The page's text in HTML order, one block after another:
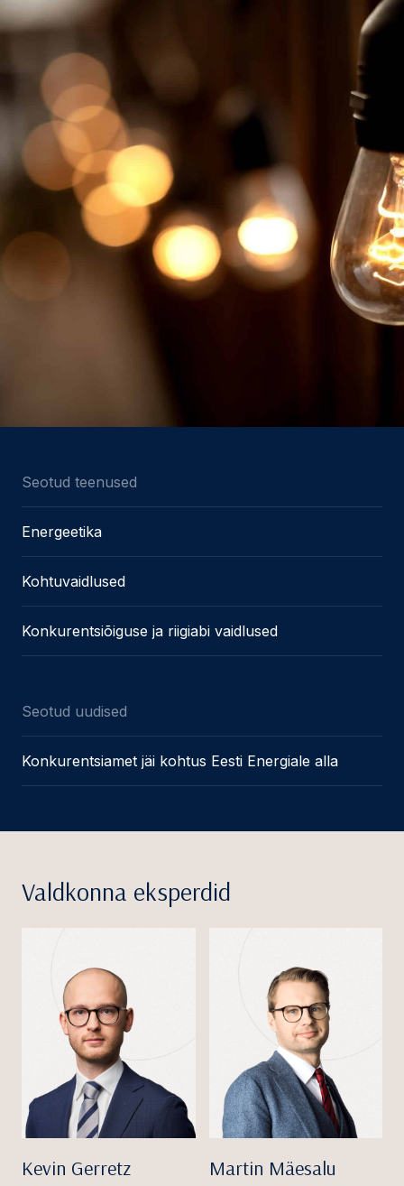
Seotud teenused
Energeetika
Kohtuvaidlused
Konkurentsiõiguse ja riigiabi vaidlused
Seotud uudised
Konkurentsiamet jäi kohtus Eesti Energiale alla
Valdkonna eksperdid
Kevin Gerretz Martin Mäesalu